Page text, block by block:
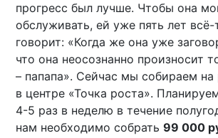
прогресс был лучше. Чтобы она
обслуживать, ей уже пять лет
говорит: «Когда же она уже
что она неосознанно произносит
– папапа». Сейчас мы собираем
в центре «Точка роста».
4-5 раз в неделю в течение
нам необходимо собрать99 000